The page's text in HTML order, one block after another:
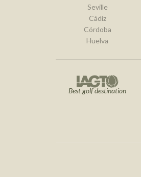
Seville
Cádiz
Córdoba
Huelva
Best golf destination